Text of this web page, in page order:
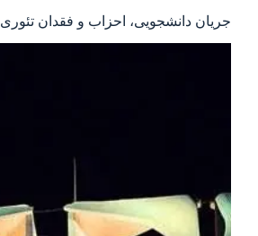
جریان دانشجویی، احزاب و فقدان تئوری